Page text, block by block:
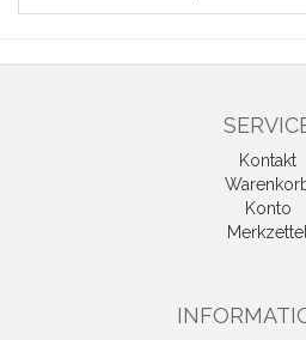
Kontakt
Konto
Merkzettel